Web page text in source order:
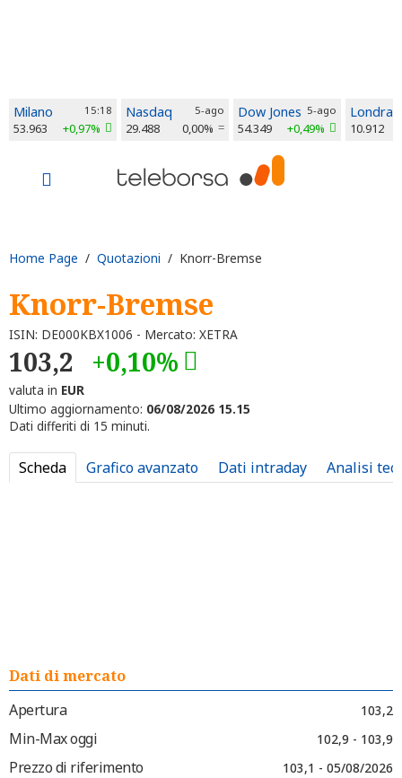
Milano 15:18
53.963 +0,97%
Nasdaq 5-ago
29.488 0,00%
Dow Jones 5-ago
54.349 +0,49%
Londra
10.912
Home Page / Quotazioni / Knorr-Bremse
Knorr-Bremse
ISIN: DE000KBX1006 - Mercato: XETRA
103,2 +0,10%
valuta in EUR
Ultimo aggiornamento: 06/08/2026 15.15
Dati differiti di 15 minuti.
Scheda Grafico avanzato Dati intraday Analisi
Dati di mercato
Apertura
103,2
Min-Max oggi 102,9 - 103,9
Prezzo di riferimento 103,1 - 05/08/2026